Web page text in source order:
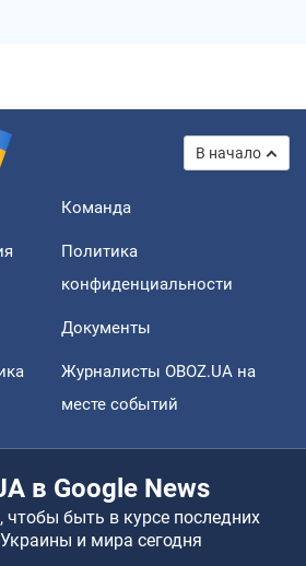
В начало
Команда
Политика
конфиденциальности
Документы
Журналисты OBOZ.UA на
месте событий
в Google News
чтобы быть в курсе последних
и мира сегодня